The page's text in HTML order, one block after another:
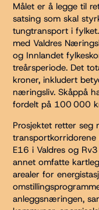
Målet er å legge til
satsing som skal
tungtransport i
med Valdres
og Innlandet
treårsperiode. Det
kroner, inkludert
næringsliv. Skåppå
fordelt på 100 000
Prosjektet retter seg
transportkorridorene
E16 i Valdres og
annet omfatte
arealer for
anleggsnæringen,